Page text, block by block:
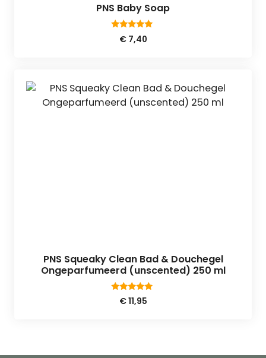
PNS Baby Soap
5.00
van 5
€7,40
PNS Squeaky Clean Bad & Douchegel
Ongeparfumeerd (unscented) 250 ml
4.75
van 5
€11,95